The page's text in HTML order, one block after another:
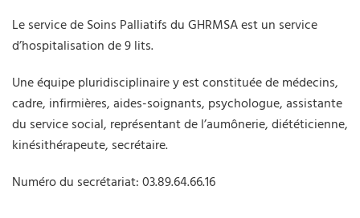
Le service de Soins Palliatifs du GHRMSA est un service
d’hospitalisation de 9 lits.
Une équipe pluridisciplinaire y est constituée de médecins,
cadre, infirmières, aides-soignants, psychologue, assistante
du service social, représentant de l’aumônerie, diététicienne,
kinésithérapeute, secrétaire.
Numéro du secrétariat: 03.89.64.66.16